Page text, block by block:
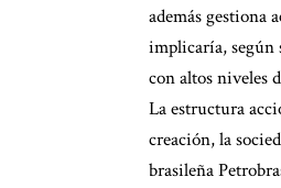
además gestiona
implicaría, según
con altos niveles
La estructura
creación, la
brasileña